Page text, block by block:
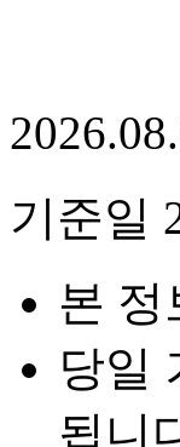
기준일
본 정
당일
됩니